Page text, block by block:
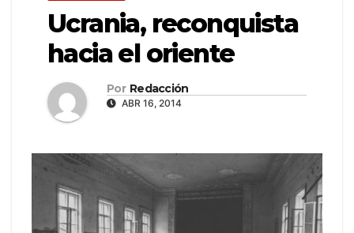
Ucrania, reconquista
hacia el oriente
Por Redacción
ABR 16, 2014